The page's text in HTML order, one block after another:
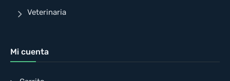
Veterinaria
Mi cuenta